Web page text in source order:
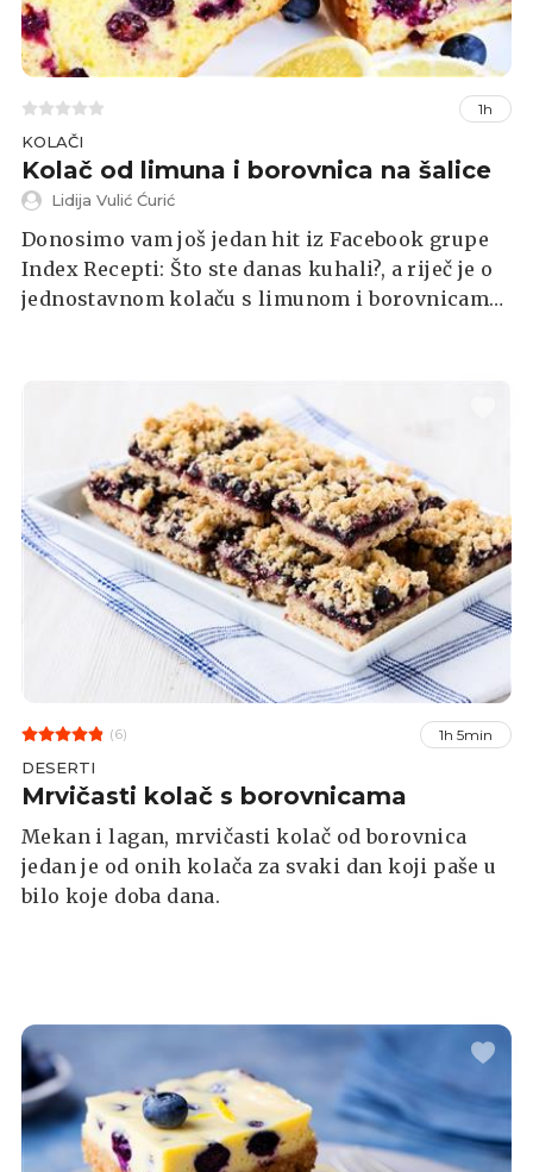
1h
KOLAČI
Kolač od limuna i borovnica na šalice
Lidija Vulić Ćurić
Donosimo vam još jedan hit iz Facebook grupe
Index Recepti: Što ste danas kuhali?, a riječ je o
jednostavnom kolaču s limunom i borovnicama
(6) 1h 5min
DESERTI
Mrvičasti kolač s borovnicama
Mekan i lagan, mrvičasti kolač od borovnica
jedan je od onih kolača za svaki dan koji paše u
bilo koje doba dana.